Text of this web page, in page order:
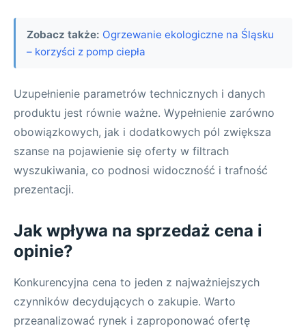
Zobacz także: Ogrzewanie ekologiczne na Śląsku
– korzyści z pomp ciepła
Uzupełnienie parametrów technicznych i danych
produktu jest równie ważne. Wypełnienie zarówno
obowiązkowych, jak i dodatkowych pól zwiększa
szanse na pojawienie się oferty w filtrach
wyszukiwania, co podnosi widoczność i trafność
prezentacji.
Jak wpływa na sprzedaż cena i
opinie?
Konkurencyjna cena to jeden z najważniejszych
czynników decydujących o zakupie. Warto
przeanalizować rynek i zaproponować ofertę